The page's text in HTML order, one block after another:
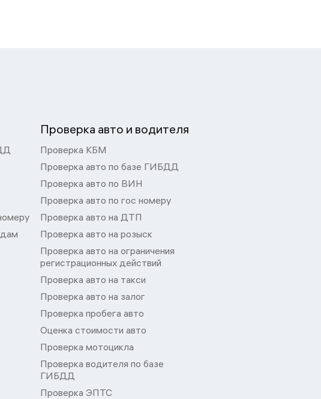
Проверка авто и водителя
Проверка КБМ
Проверка авто по базе ГИБДД
Проверка авто по ВИН
Проверка авто по гос номеру
Проверка авто на ДТП
Проверка авто на розыск
Проверка авто на ограничения
регистрационных действий
Проверка авто на такси
Проверка авто на залог
Проверка пробега авто
Оценка стоимости авто
Проверка мотоцикла
Проверка водителя по базе
ГИБДД
Проверка ЭПТС